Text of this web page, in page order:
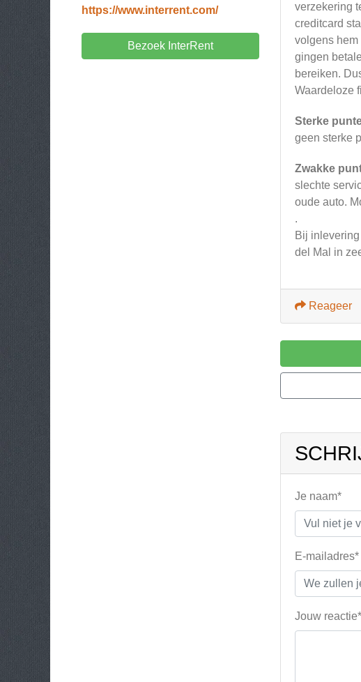
https://www.interrent.com/
Bezoek InterRent
verzekering
creditcard
volgens hem
gingen
bereiken.
Waardeloze
Sterke
geen sterke
Zwakke
slechte
oude auto.
.
Bij
del Mal in
Reageer
Je naam*
E-mailadres*
Jouw reactie*